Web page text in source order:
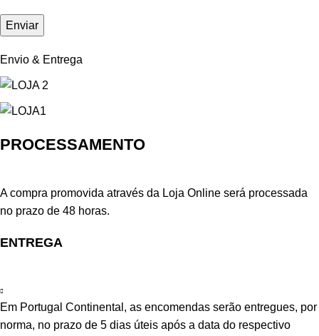
Envio & Entrega
PROCESSAMENTO
A compra promovida através da Loja Online será processada
no prazo de 48 horas.
ENTREGA
Em Portugal Continental, as encomendas serão entregues, por
norma, no prazo de 5 dias úteis após a data do respectivo